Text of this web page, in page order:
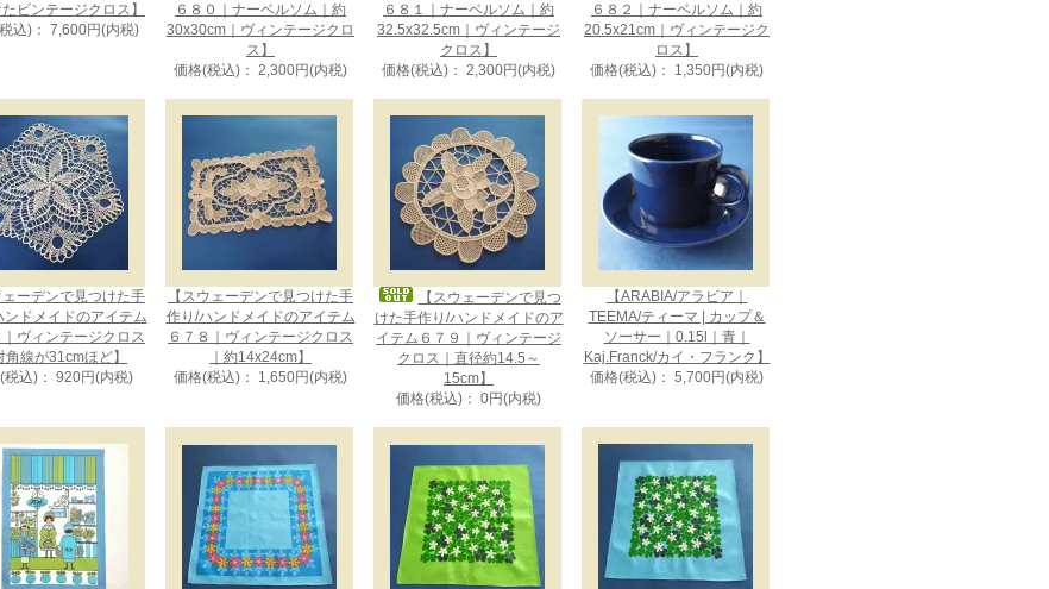
ビンテージクロス】
込)： 7,600円(内税)
６８０｜ナーベルソム｜約
30x30cm｜ヴィンテージクロ
ス】
価格(税込)： 2,300円(内税)
６８１｜ナーベルソム｜約
32.5x32.5cm｜ヴィンテージ
クロス】
価格(税込)： 2,300円(内税)
６８２｜ナーベルソム｜約
20.5x21cm｜ヴィンテージク
ロス】
価格(税込)： 1,350円(内税)
ェーデンで見つけた手
ンドメイドのアイテム
｜ヴィンテージクロス
角線が31cmほど】
税込)： 920円(内税)
【スウェーデンで見つけた手
作り/ハンドメイドのアイテム
６７８｜ヴィンテージクロス
｜約14x24cm】
価格(税込)： 1,650円(内税)
【スウェーデンで見つ
けた手作り/ハンドメイドのア
イテム６７９｜ヴィンテージ
クロス｜直径約14.5～
15cm】
価格(税込)： 0円(内税)
【ARABIA/アラビア｜
TEEMA/ティーマ | カップ＆
ソーサー｜0.15l｜青｜
Kaj.Franck/カイ・フランク】
価格(税込)： 5,700円(内税)